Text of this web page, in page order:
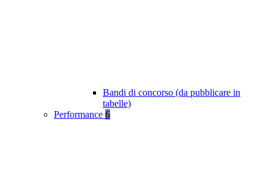
Bandi di concorso (da pubblicare in
tabelle)
Performance 6